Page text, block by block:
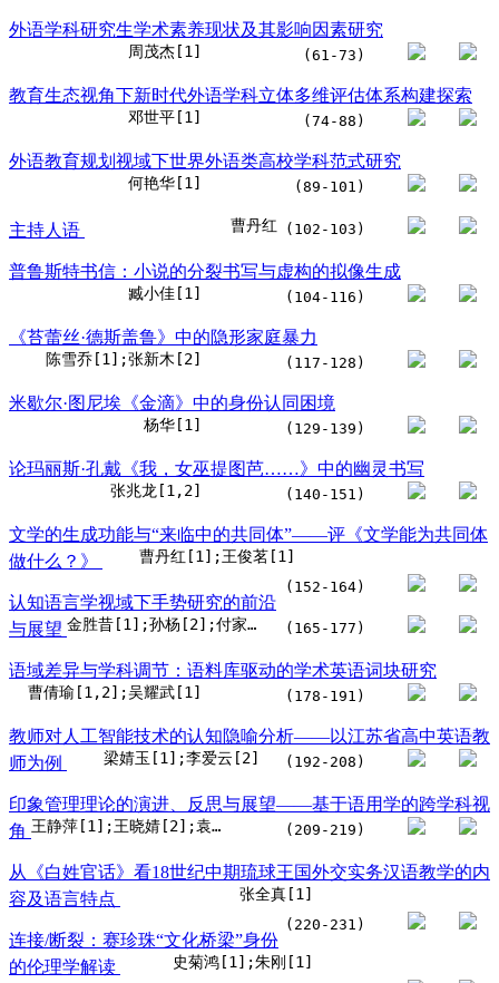
外语学科研究生学术素养现状及其影响因素研究
周茂杰[1] (61-73)
教育生态视角下新时代外语学科立体多维评估体系构建探索
邓世平[1] (74-88)
外语教育规划视域下世界外语类高校学科范式研究
何艳华[1] (89-101)
主持人语 曹丹红 (102-103)
普鲁斯特书信：小说的分裂书写与虚构的拟像生成
臧小佳[1] (104-116)
《苔蕾丝·德斯盖鲁》中的隐形家庭暴力
陈雪乔[1];张新木[2] (117-128)
米歇尔·图尼埃《金滴》中的身份认同困境
杨华[1] (129-139)
论玛丽斯·孔戴《我，女巫提图芭……》中的幽灵书写
张兆龙[1,2] (140-151)
文学的生成功能与“来临中的共同体”——评《文学能为共同体
做什么？》
曹丹红[1];王俊茗[1]
(152-164)
认知语言学视域下手势研究的前沿
与展望
金胜昔[1];孙杨[2];付家睿[1] (165-177)
语域差异与学科调节：语料库驱动的学术英语词块研究
曹倩瑜[1,2];吴耀武[1] (178-191)
教师对人工智能技术的认知隐喻分析——以江苏省高中英语教
师为例
梁婧玉[1];李爱云[2] (192-208)
印象管理理论的演进、反思与展望——基于语用学的跨学科视
角
王静萍[1];王晓婧[2];袁周敏[3] (209-219)
从《白姓官话》看18世纪中期琉球王国外交实务汉语教学的内
容及语言特点
张全真[1]
(220-231)
连接/断裂：赛珍珠“文化桥梁”身份
的伦理学解读
史菊鸿[1];朱刚[1]